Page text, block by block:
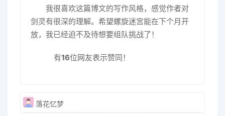
我很喜欢这篇博文的写作风格，感觉作者对
剑灵有很深的理解。希望螺旋迷宫能在下个月开
放，我已经迫不及待想要组队挑战了！
有16位网友表示赞同！
落花忆梦